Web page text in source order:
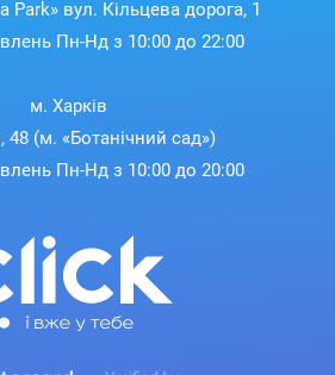
Park» вул. Кільцева дорога, 1
Пн-Нд з 10:00 до 22:00
м. Харків
48 (м. «Ботанічний сад»)
Пн-Нд з 10:00 до 20:00